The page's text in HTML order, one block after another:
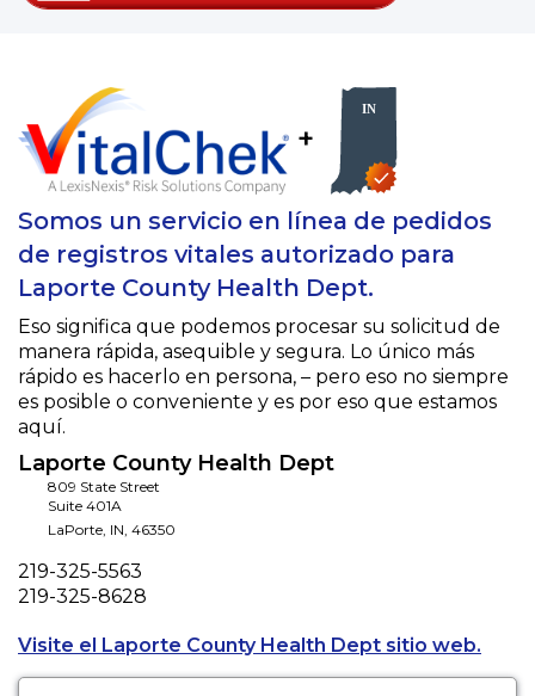
+
Somos un servicio en línea de pedidos
de registros vitales autorizado para
Laporte County Health Dept.
Eso significa que podemos procesar su solicitud de
manera rápida, asequible y segura. Lo único más
rápido es hacerlo en persona, – pero eso no siempre
es posible o conveniente y es por eso que estamos
aquí.
Laporte County Health Dept
809 State Street
Suite 401A
LaPorte, IN, 46350
Phone
219-325-5563
Fax
219-325-8628
Visite el Laporte County Health Dept sitio web.